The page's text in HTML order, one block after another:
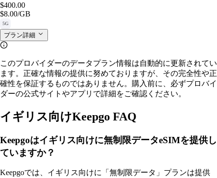
$400.00
$8.00/GB
5G
プラン詳細
このプロバイダーのデータプラン情報は自動的に更新されてい
ます。正確な情報の提供に努めておりますが、その完全性や正
確性を保証するものではありません。購入前に、必ずプロバイ
ダーの公式サイトやアプリで詳細をご確認ください。
イギリス向けKeepgo FAQ
Keepgoはイギリス向けに無制限データeSIMを提供し
ていますか？
Keepgoでは、イギリス向けに「無制限データ」プランは提供